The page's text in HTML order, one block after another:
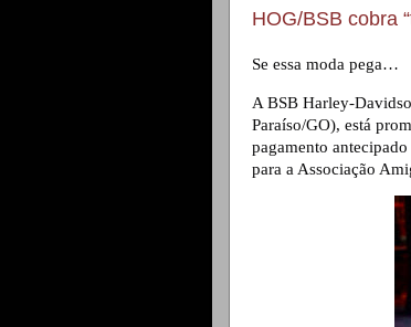
HOG/BSB cobra
Se essa moda pega…
A BSB Harley-
Paraíso/GO), está
pagamento
para a Associação